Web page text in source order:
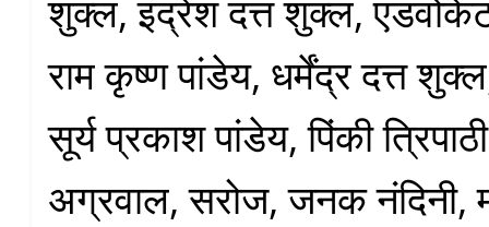
शुक्ल, इंद्रेश दत्त शुक्ल,
राम कृष्ण पांडेय, धर्मेंद्र दत्त
सूर्य प्रकाश पांडेय, पिंकी
अग्रवाल, सरोज, जनक नंदिनी,